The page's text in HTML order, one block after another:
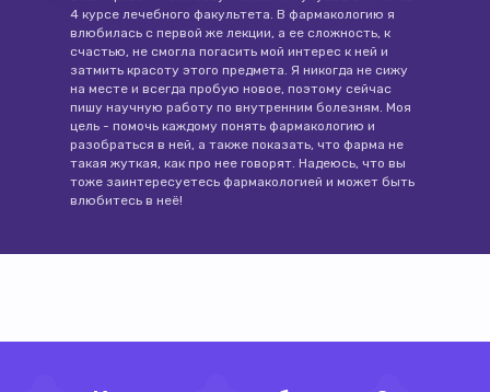
4 курсе лечебного факультета. В фармакологию я
влюбилась с первой же лекции, а ее сложность, к
счастью, не смогла погасить мой интерес к ней и
затмить красоту этого предмета. Я никогда не сижу
на месте и всегда пробую новое, поэтому сейчас
пишу научную работу по внутренним болезням. Моя
цель - помочь каждому понять фармакологию и
разобраться в ней, а также показать, что фарма не
такая жуткая, как про нее говорят. Надеюсь, что вы
тоже заинтересуетесь фармакологией и может быть
влюбитесь в неё!